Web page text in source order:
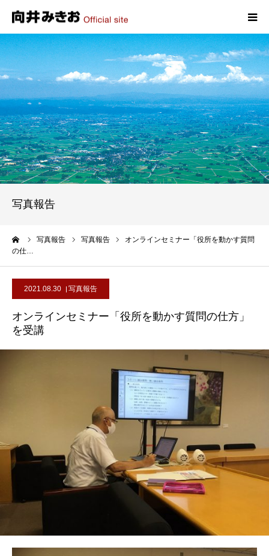
写真報告
写真報告 写真報告
オンラインセミナー「役所を動かす質問
の仕…
2021.08.30 写真報告
オンラインセミナー「役所を動かす質問の仕方」
を受講
HOME
プロフィール
政策
活動報告